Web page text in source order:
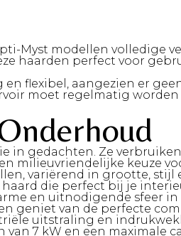
Myst modellen volledige
haarden perfect voor
flexibel, aangezien er
moet regelmatig
in gedachten. Ze
milieuvriendelijke keuze
variërend in grootte,
die perfect bij je
en uitnodigende sfeer
geniet van de perfecte
uitstraling en
7 kW en een maximale